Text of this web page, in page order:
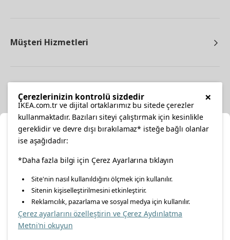
Müşteri Hizmetleri
facebooktwitterinstagrampinterestyoutube
linkedin
Enerji Politikası Bilgi Güvenliği Politikası
Konumunuzu Seçin
İnternetten vereceğiniz siparişlerinizde size özel hizmet ve
içerikleri görebilmek için lütfen konumuzu seçin.
İl seçiniz
×
Çerezlerinizin kontrolü sizdedir
IKEA.com.tr ve dijital ortaklarımız bu sitede çerezler
kullanmaktadır. Bazıları siteyi çalıştırmak için kesinlikle
gereklidir ve devre dışı bırakılamaz* isteğe bağlı olanlar
ise aşağıdadır:
*Daha fazla bilgi için Çerez Ayarlarına tıklayın
Site'nin nasıl kullanıldığını ölçmek için kullanılır.
Sitenin kişiselleştirilmesini etkinleştirir.
Reklamcılık, pazarlama ve sosyal medya için kullanılır.
Çerez ayarlarını özelleştirin ve Çerez Aydınlatma
Metni'ni okuyun